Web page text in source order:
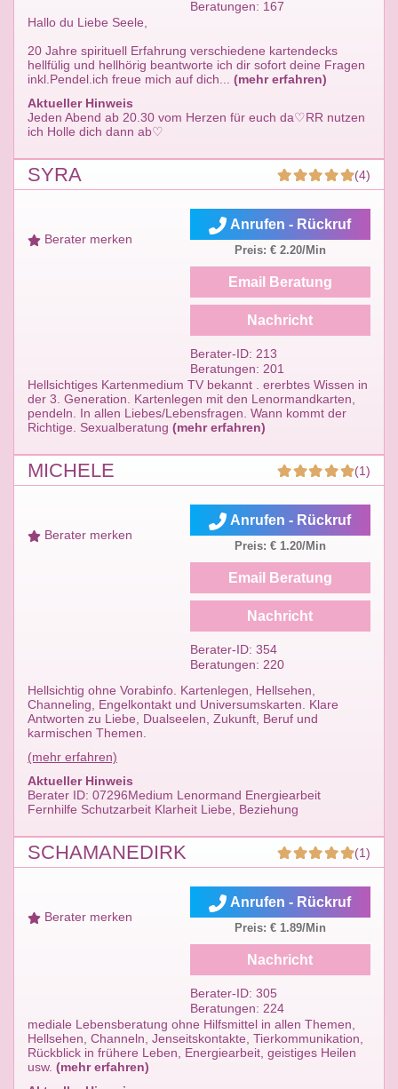
Hallo du Liebe Seele,
20 Jahre spirituell Erfahrung verschiedene kartendecks
hellfülig und hellhörig beantworte ich dir sofort deine Fragen
inkl.Pendel.ich freue mich auf dich... (mehr erfahren)
Aktueller Hinweis
Jeden Abend ab 20.30 vom Herzen für euch da♡RR nutzen
ich Holle dich dann ab♡
Beratungen: 167
SYRA (4)
Berater merken
Hellsichtiges Kartenmedium TV bekannt . ererbtes Wissen in
der 3. Generation. Kartenlegen mit den Lenormandkarten,
pendeln. In allen Liebes/Lebensfragen. Wann kommt der
Richtige. Sexualberatung (mehr erfahren)
Anrufen - Rückruf
Preis: € 2.20/Min
Email Beratung
Nachricht
Berater-ID: 213
Beratungen: 201
MICHELE (1)
Berater merken
Hellsichtig ohne Vorabinfo. Kartenlegen, Hellsehen,
Channeling, Engelkontakt und Universumskarten. Klare
Antworten zu Liebe, Dualseelen, Zukunft, Beruf und
karmischen Themen.
(mehr erfahren)
Aktueller Hinweis
Berater ID: 07296Medium Lenormand Energiearbeit
Fernhilfe Schutzarbeit Klarheit Liebe, Beziehung
Anrufen - Rückruf
Preis: € 1.20/Min
Email Beratung
Nachricht
Berater-ID: 354
Beratungen: 220
SCHAMANEDIRK (1)
Berater merken
mediale Lebensberatung ohne Hilfsmittel in allen Themen,
Hellsehen, Channeln, Jenseitskontakte, Tierkommunikation,
Rückblick in frühere Leben, Energiearbeit, geistiges Heilen
usw. (mehr erfahren)
Anrufen - Rückruf
Preis: € 1.89/Min
Nachricht
Berater-ID: 305
Beratungen: 224